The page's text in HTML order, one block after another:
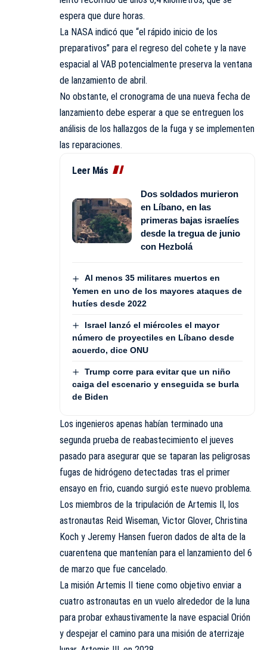
espera que dure horas.
La NASA indicó que “el rápido inicio de los
preparativos” para el regreso del cohete y la nave
espacial al VAB potencialmente preserva la ventana
de lanzamiento de abril.
No obstante, el cronograma de una nueva fecha de
lanzamiento debe esperar a que se entreguen los
análisis de los hallazgos de la fuga y se implementen
las reparaciones.
Leer Más
Dos soldados murieron
en Líbano, en las
primeras bajas israelíes
desde la tregua de junio
con Hezbolá
Al menos 35 militares muertos en
Yemen en uno de los mayores ataques de
hutíes desde 2022
Israel lanzó el miércoles el mayor
número de proyectiles en Líbano desde
acuerdo, dice ONU
Trump corre para evitar que un niño
caiga del escenario y enseguida se burla
de Biden
Los ingenieros apenas habían terminado una
segunda prueba de reabastecimiento el jueves
pasado para asegurar que se taparan las peligrosas
fugas de hidrógeno detectadas tras el primer
ensayo en frio, cuando surgió este nuevo problema.
Los miembros de la tripulación de Artemis II, los
astronautas Reid Wiseman, Victor Glover, Christina
Koch y Jeremy Hansen fueron dados de alta de la
cuarentena que mantenían para el lanzamiento del 6
de marzo que fue cancelado.
La misión Artemis II tiene como objetivo enviar a
cuatro astronautas en un vuelo alrededor de la luna
para probar exhaustivamente la nave espacial Orión
y despejar el camino para una misión de aterrizaje